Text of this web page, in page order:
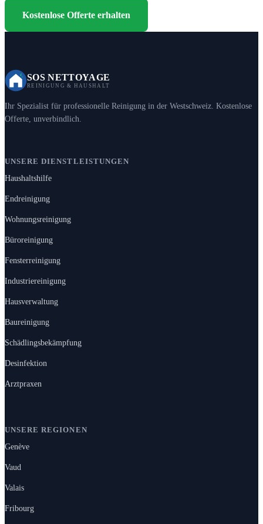
Kostenlose Offerte erhalten
SOS NETTOYAGE
REINIGUNG & HAUSHALT
Ihr Spezialist für professionelle Reinigung in der Westschweiz. Kostenlose
Offerte, unverbindlich.
UNSERE DIENSTLEISTUNGEN
Haushaltshilfe
Endreinigung
Wohnungsreinigung
Büroreinigung
Fensterreinigung
Industriereinigung
Hausverwaltung
Baureinigung
Schädlingsbekämpfung
Desinfektion
Arztpraxen
UNSERE REGIONEN
Genève
Vaud
Valais
Fribourg